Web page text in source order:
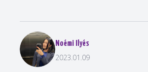
Noémi Ilyés
2023.01.09